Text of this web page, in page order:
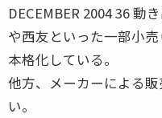
DECEMBER 2004 36 動
や西友といった一部小
本格化している。
他方、メーカーによる
い。